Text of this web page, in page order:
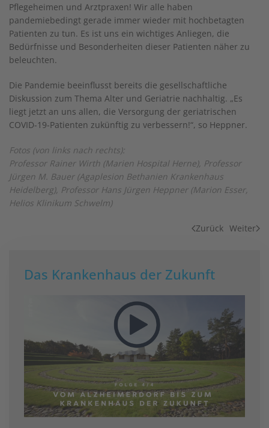
Pflegeheimen und Arztpraxen! Wir alle haben
pandemiebedingt gerade immer wieder mit hochbetagten
Patienten zu tun. Es ist uns ein wichtiges Anliegen, die
Bedürfnisse und Besonderheiten dieser Patienten näher zu
beleuchten.
Die Pandemie beeinflusst bereits die gesellschaftliche
Diskussion zum Thema Alter und Geriatrie nachhaltig. „Es
liegt jetzt an uns allen, die Versorgung der geriatrischen
COVID-19-Patienten zukünftig zu verbessern!“, so Heppner.
Fotos (von links nach rechts):
Professor Rainer Wirth (Marien Hospital Herne), Professor
Jürgen M. Bauer (Agaplesion Bethanien Krankenhaus
Heidelberg), Professor Hans Jürgen Heppner (Marion Esser,
Helios Klinikum Schwelm)
Zurück Weiter
Das Krankenhaus der Zukunft